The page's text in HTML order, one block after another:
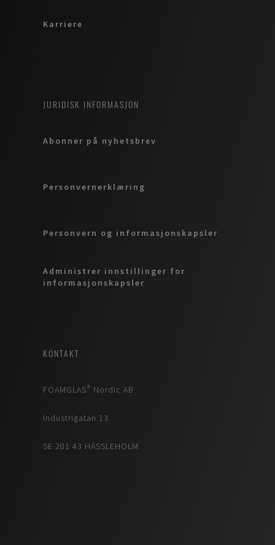
Karriere
JURIDISK INFORMASJON
Abonner på nyhetsbrev
Personvernerklæring
Personvern og informasjonskapsler
Administrer innstillinger for
informasjonskapsler
KONTAKT
FOAMGLAS® Nordic AB
Industrigatan 13
SE 281 43 HÄSSLEHOLM